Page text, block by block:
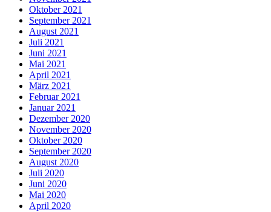
Oktober 2021
September 2021
August 2021
Juli 2021
Juni 2021
Mai 2021
April 2021
März 2021
Februar 2021
Januar 2021
Dezember 2020
November 2020
Oktober 2020
September 2020
August 2020
Juli 2020
Juni 2020
Mai 2020
April 2020